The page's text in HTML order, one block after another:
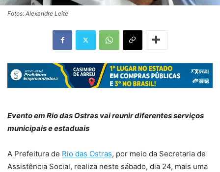
Fotos: Alexandre Leite
Evento em Rio das Ostras vai reunir diferentes serviços
municipais e estaduais
A Prefeitura de Rio das Ostras, por meio da Secretaria de
Assistência Social, realiza neste sábado, dia 24, mais uma